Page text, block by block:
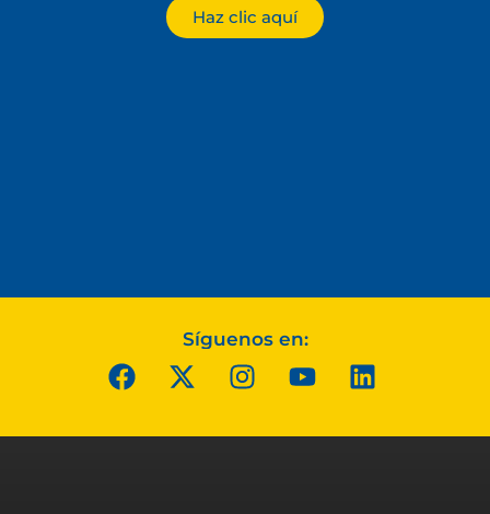
Haz clic aquí
Síguenos en: